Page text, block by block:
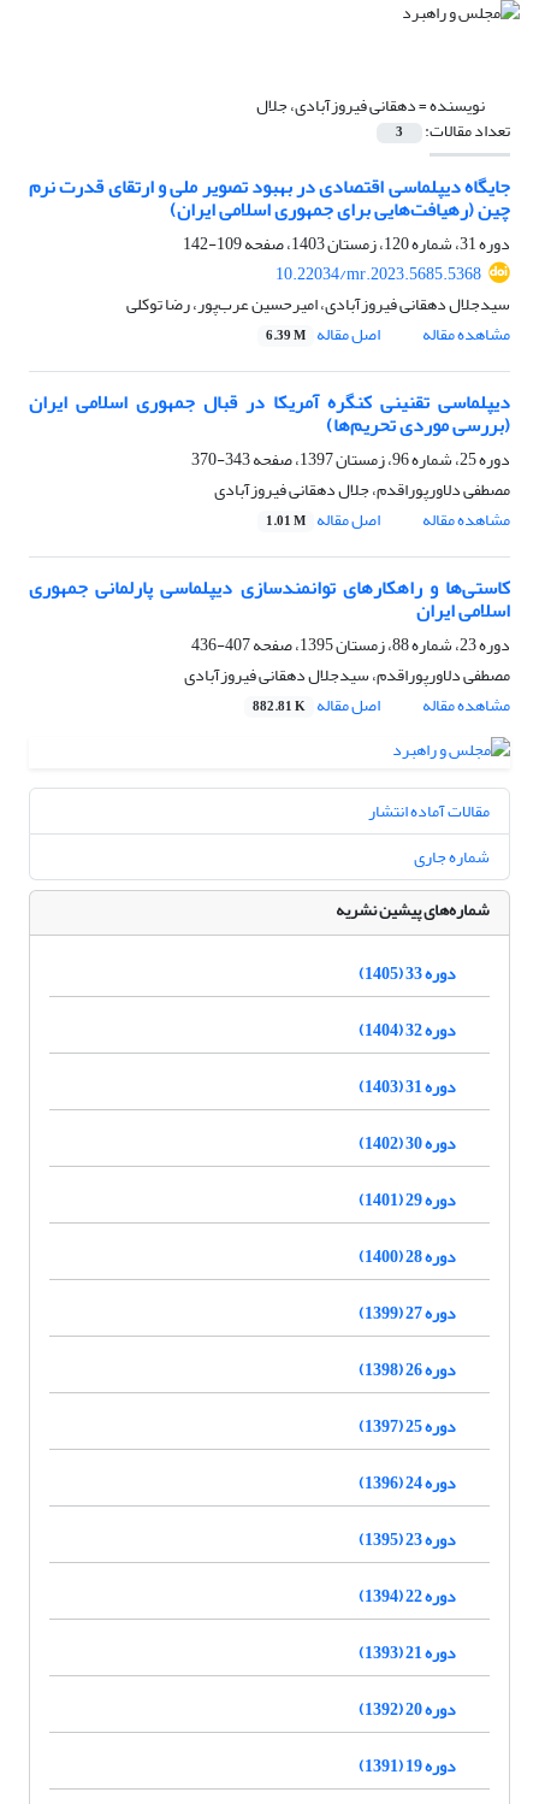
نویسنده =دهقانی فیروزآبادی، جلال
تعداد مقالات: 3
جایگاه دیپلماسی اقتصادی در بهبود تصویر ملی و ارتقای قدرت نرم
چین (رهیافت‌هایی برای جمهوری اسلامی ایران)
دوره 31، شماره 120، زمستان 1403، صفحه
109-142
10.22034/mr.2023.5685.5368
سیدجلال دهقانی فیروزآبادی، امیرحسین عرب‌پور، رضا توکلی
مشاهده مقاله
اصل مقاله 6.39 M
دیپلماسی تقنینی کنگره آمریکا در قبال جمهوری اسلامی ایران
(بررسی موردی تحریم‌ها)
دوره 25، شماره 96، زمستان 1397، صفحه
343-370
مصطفی دلاورپوراقدم، جلال دهقانی فیروزآبادی
مشاهده مقاله
اصل مقاله 1.01 M
کاستی‌ها و راهکارهای توانمندسازی دیپلماسی پارلمانی جمهوری
اسلامی ایران
دوره 23، شماره 88، زمستان 1395، صفحه
407-436
مصطفی دلاورپوراقدم، سیدجلال دهقانی فیروزآبادی
مشاهده مقاله
اصل مقاله 882.81 K
مقالات آماده انتشار
شماره جاری
شماره‌های پیشین نشریه
دوره 33 (1405)
دوره 32 (1404)
دوره 31 (1403)
دوره 30 (1402)
دوره 29 (1401)
دوره 28 (1400)
دوره 27 (1399)
دوره 26 (1398)
دوره 25 (1397)
دوره 24 (1396)
دوره 23 (1395)
دوره 22 (1394)
دوره 21 (1393)
دوره 20 (1392)
دوره 19 (1391)